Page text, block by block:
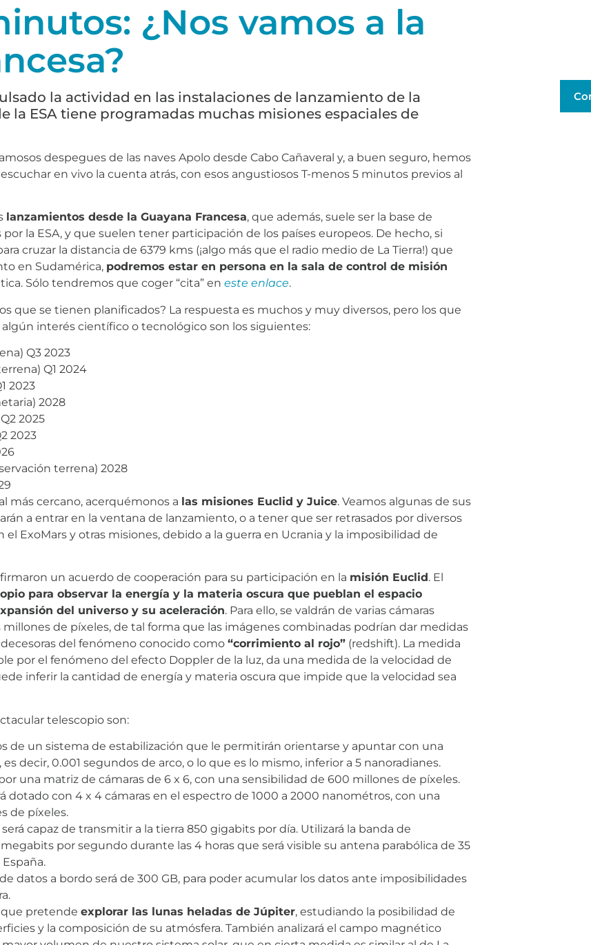
¿Nos vamos a la
la actividad en las instalaciones de lanzamiento de la
la ESA tiene programadas muchas misiones espaciales de
despegues de las naves Apolo desde Cabo Cañaveral y, a buen seguro, hemos
en vivo la cuenta atrás, con esos angustiosos T-menos 5 minutos previos al
lanzamientos desde la Guayana Francesa, que además, suele ser la base de
la ESA, y que suelen tener participación de los países europeos. De hecho, si
cruzar la distancia de 6379 kms (¡algo más que el radio medio de La Tierra!) que
en Sudamérica, podremos estar en persona en la sala de control de misión
Sólo tendremos que coger “cita” en este enlace.
que se tienen planificados? La respuesta es muchos y muy diversos, pero los que
interés científico o tecnológico son los siguientes:
Q3 2023
Q1 2024
2023
2028
2025
2023
terrena) 2028
más cercano, acerquémonos a las misiones Euclid y Juice. Veamos algunas de sus
a entrar en la ventana de lanzamiento, o a tener que ser retrasados por diversos
ExoMars y otras misiones, debido a la guerra en Ucrania y la imposibilidad de
firmaron un acuerdo de cooperación para su participación en la misión Euclid . El
para observar la energía y la materia oscura que pueblan el espacio
del universo y su aceleración. Para ello, se valdrán de varias cámaras
millones de píxeles, de tal forma que las imágenes combinadas podrían dar medidas
del fenómeno conocido como “corrimiento al rojo” (redshift). La medida
por el fenómeno del efecto Doppler de la luz, da una medida de la velocidad de
inferir la cantidad de energía y materia oscura que impide que la velocidad sea
telescopio son:
de un sistema de estabilización que le permitirán orientarse y apuntar con una
decir, 0.001 segundos de arco, o lo que es lo mismo, inferior a 5 nanoradianes.
una matriz de cámaras de 6 x 6, con una sensibilidad de 600 millones de píxeles.
dotado con 4 x 4 cámaras en el espectro de 1000 a 2000 nanométros, con una
de píxeles.
capaz de transmitir a la tierra 850 gigabits por día. Utilizará la banda de
por segundo durante las 4 horas que será visible su antena parabólica de 35
datos a bordo será de 300 GB, para poder acumular los datos ante imposibilidades
que pretende explorar las lunas heladas de Júpiter, estudiando la posibilidad de
y la composición de su atmósfera. También analizará el campo magnético